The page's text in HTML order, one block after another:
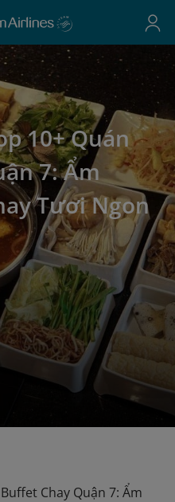
10+ Quán
7: Ẩm
Tươi Ngon
Chay Quận 7: Ẩm